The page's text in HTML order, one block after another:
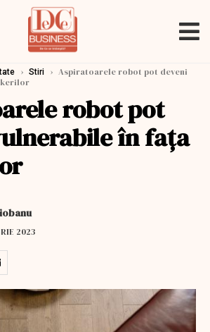
› Stiri › Aspiratoarele robot pot deveni
robot pot
în faţa
2023